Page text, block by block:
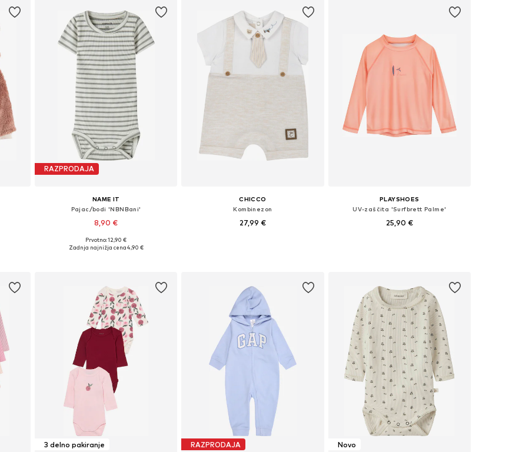
RAZPRODAJA
NAME IT
Pajac/bodi 'NBNBani'
8,90 €
+ 2
Na voljo v različnih velikostih
Prvotno: 12,90 €
Zadnja najnižja cena4,90 €
CHICCO
Kombinezon
27,99 €
PLAYSHOES
UV-zaščita 'Surfbrett Palme'
25,90 €
3 delno pakiranje RAZPRODAJA Novo